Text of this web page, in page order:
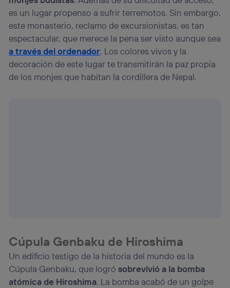
es un lugar propenso a sufrir terremotos. Sin embargo,
este monasterio, reclamo de excursionistas, es tan
espectacular, que merece la pena ser visto aunque sea
a través del ordenador. Los colores vivos y la
decoración de este lugar te transmitirán la paz propia
de los monjes que habitan la cordillera de Nepal.
Cúpula Genbaku de Hiroshima
Un edificio testigo de la historia del mundo es la
Cúpula Genbaku, que logrósobrevivió a la bomba
atómica de Hiroshima. La bomba acabó de un golpe